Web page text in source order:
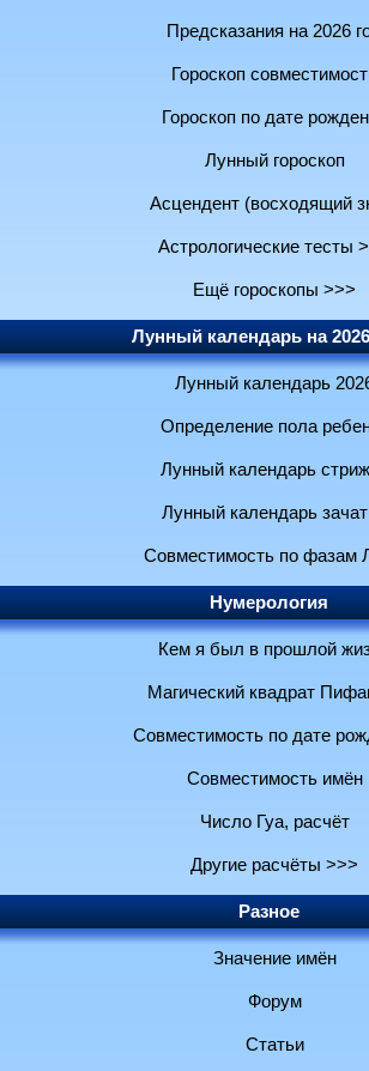
Предсказания на 2026
Гороскоп
Гороскоп по дате
Лунный гороскоп
Асцендент (восходящий
Астрологические тесты
Ещё гороскопы >>>
Лунный календарь на
Лунный календарь
Определение пола
Лунный календарь
Лунный календарь
Совместимость по фазам
Нумерология
Кем я был в прошлой
Магический квадрат
Совместимость по дате
Совместимость имён
Число Гуа, расчёт
Другие расчёты >>>
Разное
Значение имён
Форум
Статьи